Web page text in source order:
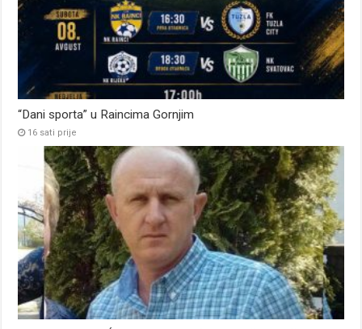
“Dani sporta” u Raincima Gornjim
16 sati prije